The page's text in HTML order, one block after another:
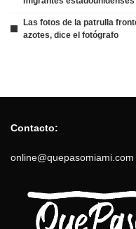
Las fotos de la patrulla
azotes, dice el fotógrafo
Contacto:
online@quepasomiami.com